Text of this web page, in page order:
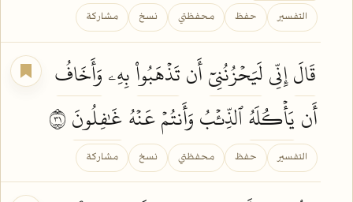
التفسير حفظ محفظتي نسخ مشاركة
قَالَإِنِّيلَيَحۡزُنُنِيٓأَنتَذۡهَبُواْبِهِۦوَأَخَافُ
أَن يَأۡكُلَهُٱلذِّئۡبُ وَأَنتُمۡ عَنۡهُغَٰفِلُونَ
التفسير حفظ محفظتي نسخ مشاركة